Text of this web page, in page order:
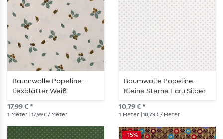
Baumwolle Popeline -
Ilexblätter Weiß
Foliendruck
17,99 € *
1 Meter | 17,99 € / Meter
Baumwolle Popeline -
Kleine Sterne Ecru Silber
10,79 € *
1 Meter | 10,79 € / Meter
-15%